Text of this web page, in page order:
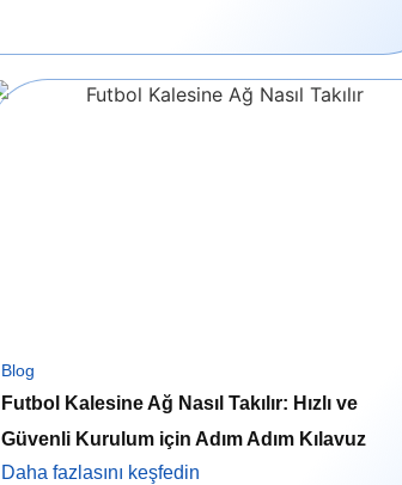
Blog
Futbol Kalesine Ağ Nasıl Takılır: Hızlı ve
Güvenli Kurulum için Adım Adım Kılavuz
Daha fazlasını keşfedin